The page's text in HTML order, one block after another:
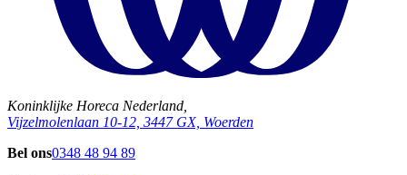
Koninklijke Horeca Nederland,
Vijzelmolenlaan 10-12, 3447 GX, Woerden
Bel ons0348 48 94 89